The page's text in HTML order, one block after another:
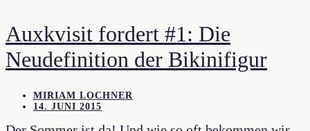
Auxkvisit fordert #1: Die
Neudefinition der Bikinifigur
MIRIAM LOCHNER
14. JUNI 2015